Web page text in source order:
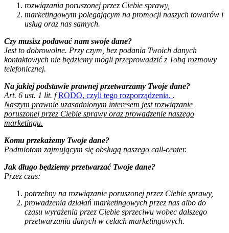
rozwiązania poruszonej przez Ciebie sprawy,
marketingowym polegającym na promocji naszych towarów i
usług oraz nas samych.
Czy musisz podawać nam swoje dane?
Jest to dobrowolne. Przy czym, bez podania Twoich danych
kontaktowych nie będziemy mogli przeprowadzić z Tobą rozmowy
telefonicznej.
Na jakiej podstawie prawnej przetwarzamy Twoje dane?
Art. 6 ust. 1 lit. fRODO, czyli tego rozporządzenia. .
Naszym prawnie uzasadnionym interesem jest rozwiązanie
poruszonej przez Ciebie sprawy oraz prowadzenie naszego
marketingu.
Komu przekażemy Twoje dane?
Podmiotom zajmującym się obsługą naszego call-center.
Jak długo będziemy przetwarzać Twoje dane?
Przez czas:
potrzebny na rozwiązanie poruszonej przez Ciebie sprawy,
prowadzenia działań marketingowych przez nas albo do
czasu wyrażenia przez Ciebie sprzeciwu wobec dalszego
przetwarzania danych w celach marketingowych.